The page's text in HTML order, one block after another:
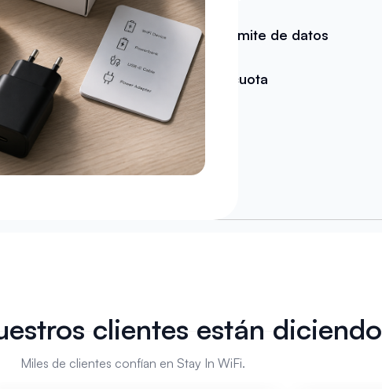
Sin límite de datos
Sin cuota
clientes están diciendo
Miles de clientes confían en Stay In WiFi.